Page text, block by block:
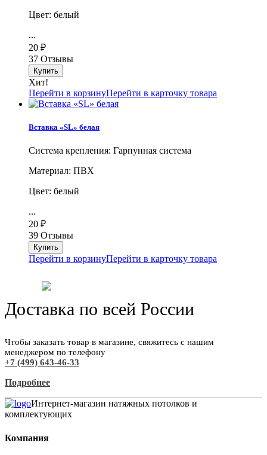
Цвет: белый
...
20 ₽
37 Отзывы
Хит!
Перейти в корзинуПерейти в карточку товара
Вставка «SL» белая
Система крепления: Гарпунная система
Материал: ПВХ
Цвет: белый
...
20 ₽
39 Отзывы
Перейти в корзинуПерейти в карточку товара
Доставка по всей России
Чтобы заказать товар в магазине, свяжитесь с нашим
менеджером по телефону
+7 (499) 643-46-33
Подробнее
Интернет-магазин натяжных потолков и
комплектующих
Компания